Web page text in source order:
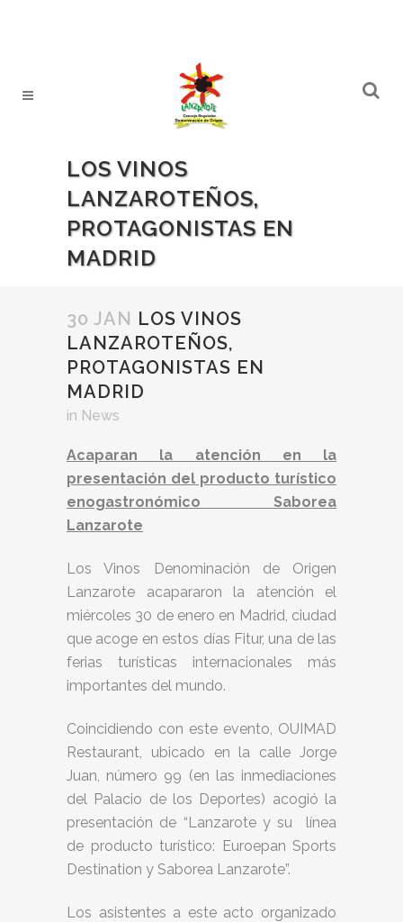
LOS VINOS
LANZAROTEÑOS,
PROTAGONISTAS EN
MADRID
30 JAN LOS VINOS
LANZAROTEÑOS,
PROTAGONISTAS EN
MADRID
in News
Acaparan la atención en la
presentación del producto turístico
enogastronómico Saborea
Lanzarote
Los Vinos Denominación de Origen
Lanzarote acapararon la atención el
miércoles 30 de enero en Madrid, ciudad
que acoge en estos días Fitur, una de las
ferias turísticas internacionales más
importantes del mundo.
Coincidiendo con este evento, OUIMAD
Restaurant, ubicado en la calle Jorge
Juan, número 99 (en las inmediaciones
del Palacio de los Deportes) acogió la
presentación de “Lanzarote y su línea
de producto turístico: Euroepan Sports
Destination y Saborea Lanzarote”.
Los asistentes a este acto organizado